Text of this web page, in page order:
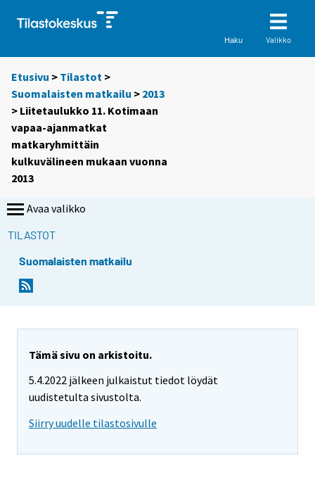
Haku Valikko
Etusivu > Tilastot >
Suomalaisten matkailu > 2013
> Liitetaulukko 11. Kotimaan
vapaa-ajanmatkat
matkaryhmittäin
kulkuvälineen mukaan vuonna
2013
Avaa valikko
TILASTOT
Suomalaisten matkailu
Tämä sivu on arkistoitu.
5.4.2022 jälkeen julkaistut tiedot löydät
uudistetulta sivustolta.
Siirry uudelle tilastosivulle